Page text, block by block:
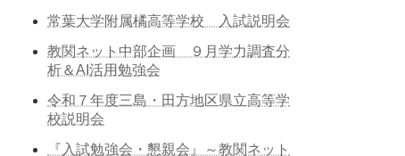
常葉大学附属橘高等学校 入試説明会
教関ネット中部企画 ９月学力調査分
析＆AI活用勉強会
令和７年度三島・田方地区県立高等学
校説明会
『入試勉強会・懇親会』～教関ネット